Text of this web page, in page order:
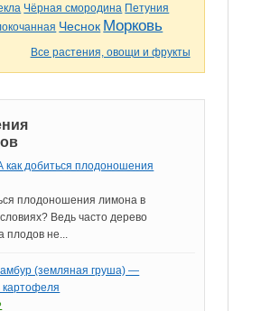
Чёрная смородина Петуния
Чеснок Морковь
Все растения, овощи и фрукты
как добиться плодоношения
плодоношения лимона в
Ведь часто дерево
плодов не...
(земляная груша) —
картофеля